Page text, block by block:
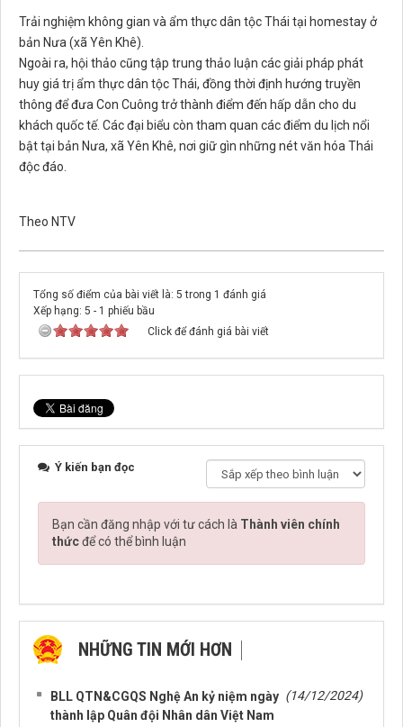
Trải nghiệm không gian và ẩm thực dân tộc Thái tại homestay ở
bản Nưa (xã Yên Khê).
Ngoài ra, hội thảo cũng tập trung thảo luận các giải pháp phát
huy giá trị ẩm thực dân tộc Thái, đồng thời định hướng truyền
thông để đưa Con Cuông trở thành điểm đến hấp dẫn cho du
khách quốc tế. Các đại biểu còn tham quan các điểm du lịch nổi
bật tại bản Nưa, xã Yên Khê, nơi giữ gìn những nét văn hóa Thái
độc đáo.
Theo NTV
Tổng số điểm của bài viết là: 5 trong 1 đánh giá
Xếp hạng: 5 - 1 phiếu bầu
Click để đánh giá bài viết
Ý kiến bạn đọc
Bạn cần đăng nhập với tư cách là Thành viên chính
thứcđể có thể bình luận
NHỮNG TIN MỚI HƠN
BLL QTN&CGQS Nghệ An kỷ niệm ngày
thành lập Quân đội Nhân dân Việt Nam
(14/12/2024)